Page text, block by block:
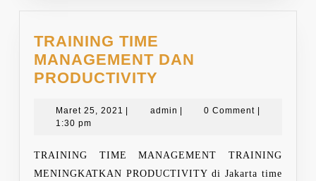
TRAINING TIME
MANAGEMENT DAN
PRODUCTIVITY
MANAGEMENT
PRODUCTIVITY
Maret 25, 2021 Maret
admin admin0 Comment
1:30 pm
TRAINING TIME MANAGEMENT TRAINING
MENINGKATKAN PRODUCTIVITY di Jakarta time